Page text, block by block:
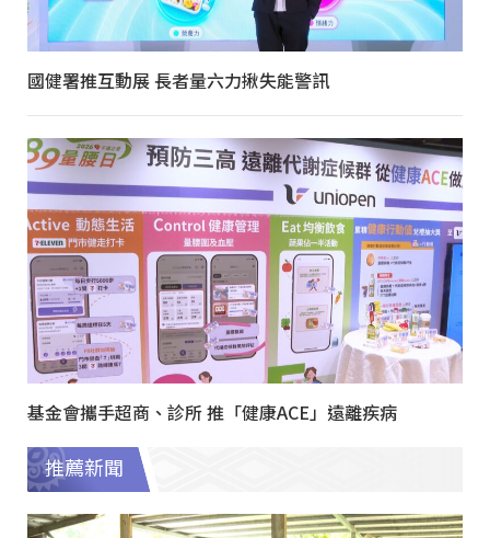
國健署推互動展 長者量六力揪失能警訊
基金會攜手超商、診所 推「健康ACE」遠離疾病
推薦新聞